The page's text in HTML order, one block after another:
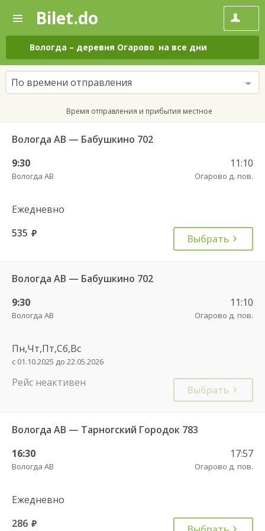
—
Поиск
и
покупка
билетов
на
автобус
онлайн
Bilet.do
Вологда – деревня Огарово на все дни
По времени отправления
Время отправления и прибытия местное
Вологда АВ — Бабушкино 702
9:30
Вологда АВ
11:10
Огарово д. пов.
Ежедневно
535 руб. Выбрать
Вологда АВ — Бабушкино 702
9:30
Вологда АВ
11:10
Огарово д. пов.
Пн,Чт,Пт,Сб,Вс
с 01.10.2025 до 22.05.2026
Рейс неактивен
Выбрать
Вологда АВ — Тарногский Городок 783
16:30
Вологда АВ
17:57
Огарово д. пов.
Ежедневно
286 руб.